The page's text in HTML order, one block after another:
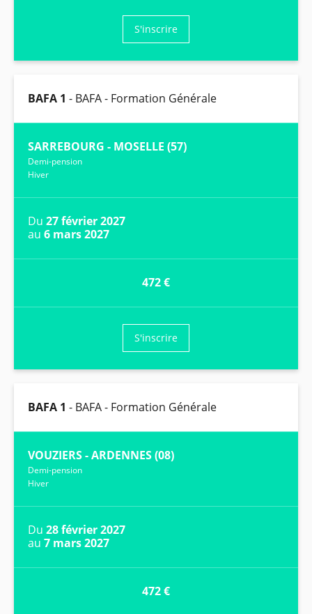
S'inscrire
BAFA 1 - BAFA - Formation Générale
SARREBOURG - MOSELLE (57)
Demi-pension
Hiver
Du 27 février 2027
au 6 mars 2027
472 €
S'inscrire
BAFA 1 - BAFA - Formation Générale
VOUZIERS - ARDENNES (08)
Demi-pension
Hiver
Du 28 février 2027
au 7 mars 2027
472 €